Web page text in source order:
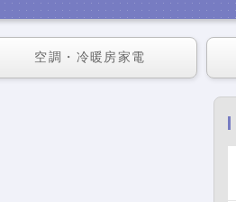
空調・冷暖房家電